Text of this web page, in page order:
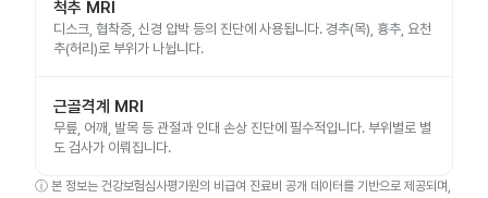
척추 MRI
디스크, 협착증, 신경 압박 등의 진단에 사용됩니다. 경추(목), 흉추, 요천
추(허리)로 부위가 나뉩니다.
근골격계 MRI
무릎, 어깨, 발목 등 관절과 인대 손상 진단에 필수적입니다. 부위별로 별
도 검사가 이뤄집니다.
ⓘ 본 정보는 건강보험심사평가원의 비급여 진료비 공개 데이터를 기반으로 제공되며,